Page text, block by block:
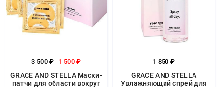
3 500 ₽ 1 500 ₽
GRACE AND STELLA Маски-
патчи для области вокруг
1 850 ₽
GRACE AND STELLA
Увлажняющий спрей для